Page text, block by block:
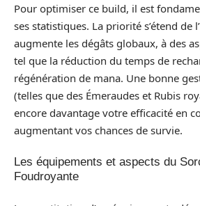
Pour optimiser ce build, il est
ses statistiques. La priorité s’étend de
augmente les dégâts globaux, à des
tel que la réduction du temps de
régénération de mana. Une bonne
(telles que des Émeraudes et Rubis
encore davantage votre efficacité en
augmentant vos chances de survie.
Les équipements et aspects du
Foudroyante